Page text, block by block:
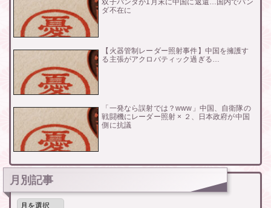
双子パンダが1月末に中国に返還…国内でパン
ダ不在に
【火器管制レーダー照射事件】中国を擁護す
る主張がアクロバティック過ぎる…
「一発なら誤射では？www」中国、自衛隊の
戦闘機にレーダー照射 × ２、日本政府が中国
側に抗議
月別記事
月